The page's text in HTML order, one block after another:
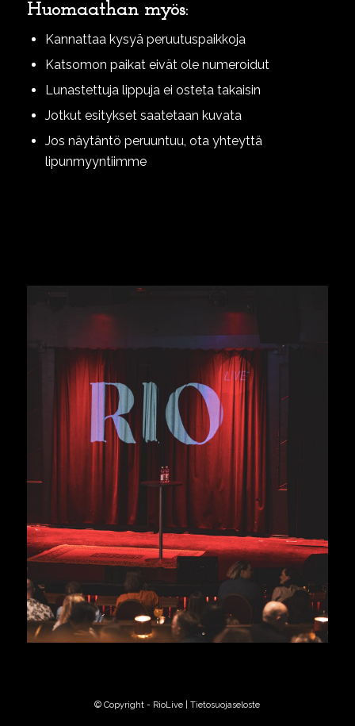
Huomaathan myös:
Kannattaa kysyä peruutuspaikkoja
Katsomon paikat eivät ole numeroidut
Lunastettuja lippuja ei osteta takaisin
Jotkut esitykset saatetaan kuvata
Jos näytäntö peruuntuu, ota yhteyttä
lipunmyyntiimme
© Copyright - RioLive |Tietosuojaseloste